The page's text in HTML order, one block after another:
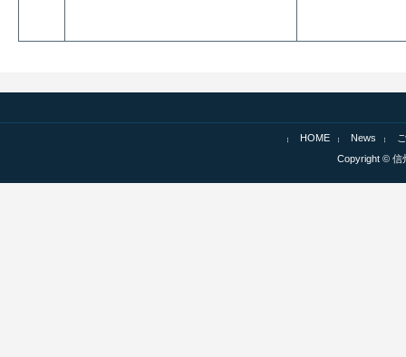
HOME News
Copyright © 信